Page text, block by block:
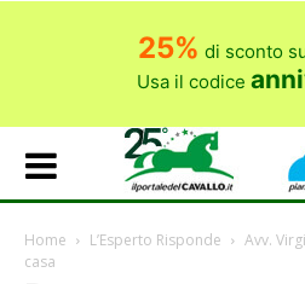
25% di sconto
Usa il codice
Home L’Esperto Risponde Avv.
casa